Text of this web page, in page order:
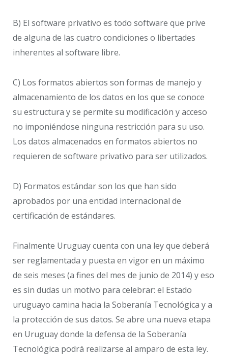
B) El software privativo es todo software que prive
de alguna de las cuatro condiciones o libertades
inherentes al software libre.
C) Los formatos abiertos son formas de manejo y
almacenamiento de los datos en los que se conoce
su estructura y se permite su modificación y acceso
no imponiéndose ninguna restricción para su uso.
Los datos almacenados en formatos abiertos no
requieren de software privativo para ser utilizados.
D) Formatos estándar son los que han sido
aprobados por una entidad internacional de
certificación de estándares.
Finalmente Uruguay cuenta con una ley que deberá
ser reglamentada y puesta en vigor en un máximo
de seis meses (a fines del mes de junio de 2014) y eso
es sin dudas un motivo para celebrar: el Estado
uruguayo camina hacia la Soberanía Tecnológica y a
la protección de sus datos. Se abre una nueva etapa
en Uruguay donde la defensa de la Soberanía
Tecnológica podrá realizarse al amparo de esta ley.